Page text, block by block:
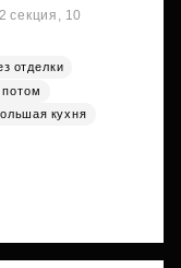
секция, 10
отделки
кухня